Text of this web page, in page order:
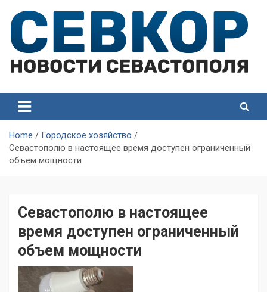
content
Севастополя
Севастополя
Home
Городское хозяйство
Севастополю в настоящее время доступен ограниченный
объем мощности
Севастополю в настоящее
время доступен ограниченный
объем мощности